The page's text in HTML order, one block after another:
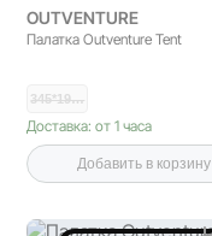
OUTVENTURE
Палатка Outventure Tent
345*19…
Доставка: от 1 часа
Добавить в корзину